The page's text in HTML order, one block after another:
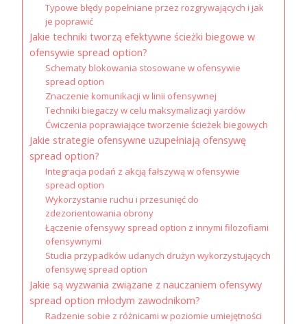
Typowe błędy popełniane przez rozgrywających i jak
je poprawić
Jakie techniki tworzą efektywne ścieżki biegowe w
ofensywie spread option?
Schematy blokowania stosowane w ofensywie
spread option
Znaczenie komunikacji w linii ofensywnej
Techniki biegaczy w celu maksymalizacji yardów
Ćwiczenia poprawiające tworzenie ścieżek biegowych
Jakie strategie ofensywne uzupełniają ofensywę
spread option?
Integracja podań z akcją fałszywą w ofensywie
spread option
Wykorzystanie ruchu i przesunięć do
zdezorientowania obrony
Łączenie ofensywy spread option z innymi filozofiami
ofensywnymi
Studia przypadków udanych drużyn wykorzystujących
ofensywę spread option
Jakie są wyzwania związane z nauczaniem ofensywy
spread option młodym zawodnikom?
Radzenie sobie z różnicami w poziomie umiejętności